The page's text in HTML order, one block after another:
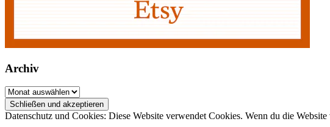
Archiv
Archiv
Datenschutz und Cookies: Diese Website verwendet Cookies. Wenn du die